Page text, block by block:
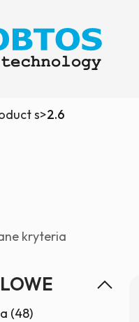
s>2.6
kryteria
(48)